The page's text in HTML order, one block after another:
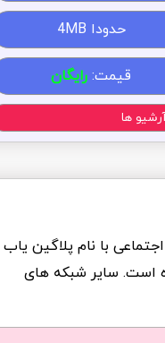
حدودا 4MB
قیمت: رایگان
ها
با نام پلاگین یاب
است. سایر شبکه های